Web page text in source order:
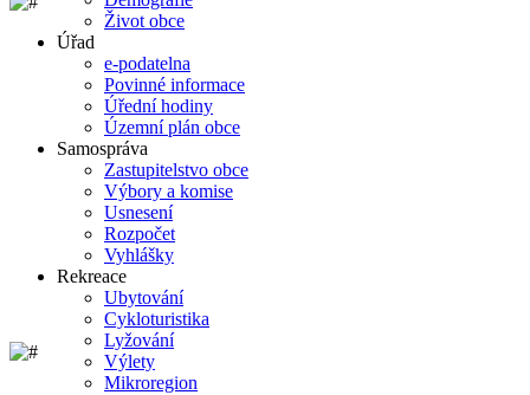
Život obce
Úřad
e-podatelna
Povinné informace
Úřední hodiny
Územní plán obce
Samospráva
Zastupitelstvo obce
Výbory a komise
Usnesení
Rozpočet
Vyhlášky
Rekreace
Ubytování
Cykloturistika
Lyžování
Výlety
Mikroregion